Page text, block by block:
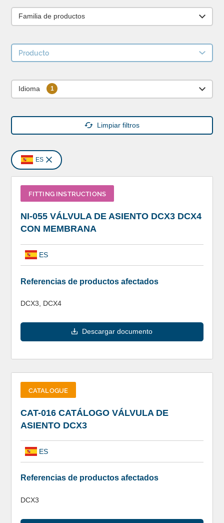
Familia de productos
Producto
Idioma
Limpiar filtros
ES
FITTING INSTRUCTIONS
NI-055 VÁLVULA DE ASIENTO DCX3 DCX4
CON MEMBRANA
ES
Referencias de productos afectados
DCX3, DCX4
Descargar documento
CATALOGUE
CAT-016 CATÁLOGO VÁLVULA DE
ASIENTO DCX3
ES
Referencias de productos afectados
DCX3